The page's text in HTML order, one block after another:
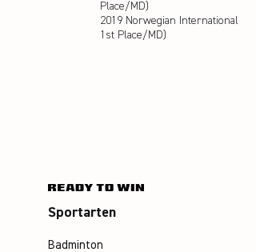
Place/MD)
2019 Norwegian International
1st Place/MD)
Badminton
Sportarten